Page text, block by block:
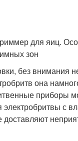
без внимания
она
приборы
с
доставляют